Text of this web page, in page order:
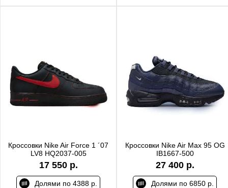
Кроссовки Nike Air Force 1 ´07
LV8 HQ2037-005
17 550 р.
Долями по 4388 р.
Кроссовки Nike Air Max 95 OG
IB1667-500
27 400 р.
Долями по 6850 р.